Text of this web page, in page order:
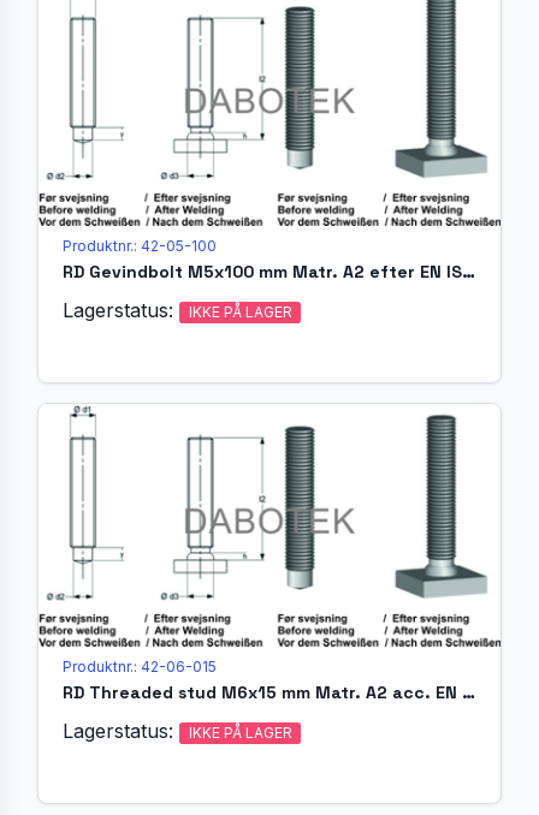
Produktnr.: 42-05-100
RD Gevindbolt M5x100 mm Matr. A2 efter EN ISO 13918 (MR)
Lagerstatus: IKKE PÅ LAGER
Produktnr.: 42-06-015
RD Threaded stud M6x15 mm Matr. A2 acc. EN ISO 13918 (MR)
Lagerstatus: IKKE PÅ LAGER